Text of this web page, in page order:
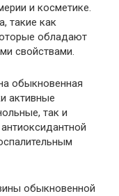
и косметике.
такие как
обладают
свойствами.
обыкновенная
активные
так и
обыкновенной